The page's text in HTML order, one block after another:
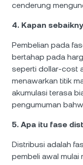
cenderung
4. Kapan
Pembelian pada
bertahap pada
seperti dollar-cost
menawarkan titik
akumulasi terasa
pengumuman
5. Apa itu fase
Distribusi adalah
pembeli awal mulai